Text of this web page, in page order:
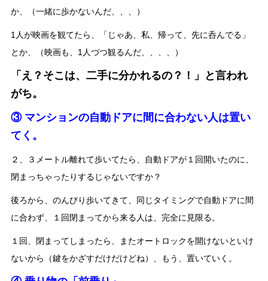
か、（一緒に歩かないんだ、、、）
1人が映画を観てたら、「じゃあ、私、帰って、先に呑んでる」
とか、（映画も、1人づつ観るんだ、、、、）
「え？そこは、二手に分かれるの？！」と言われ
がち。
③ マンションの自動ドアに間に合わない人は置い
てく。
２、３メートル離れて歩いてたら、自動ドアが１回開いたのに、
閉まっちゃったりするじゃないですか？
後ろから、のんびり歩いてきて、同じタイミングで自動ドアに間
に合わず、１回閉まってから来る人は、完全に見限る。
１回、閉まってしまったら、またオートロックを開けないといけ
ないから（鍵をかざすだけだけどね）、もう、置いていく。